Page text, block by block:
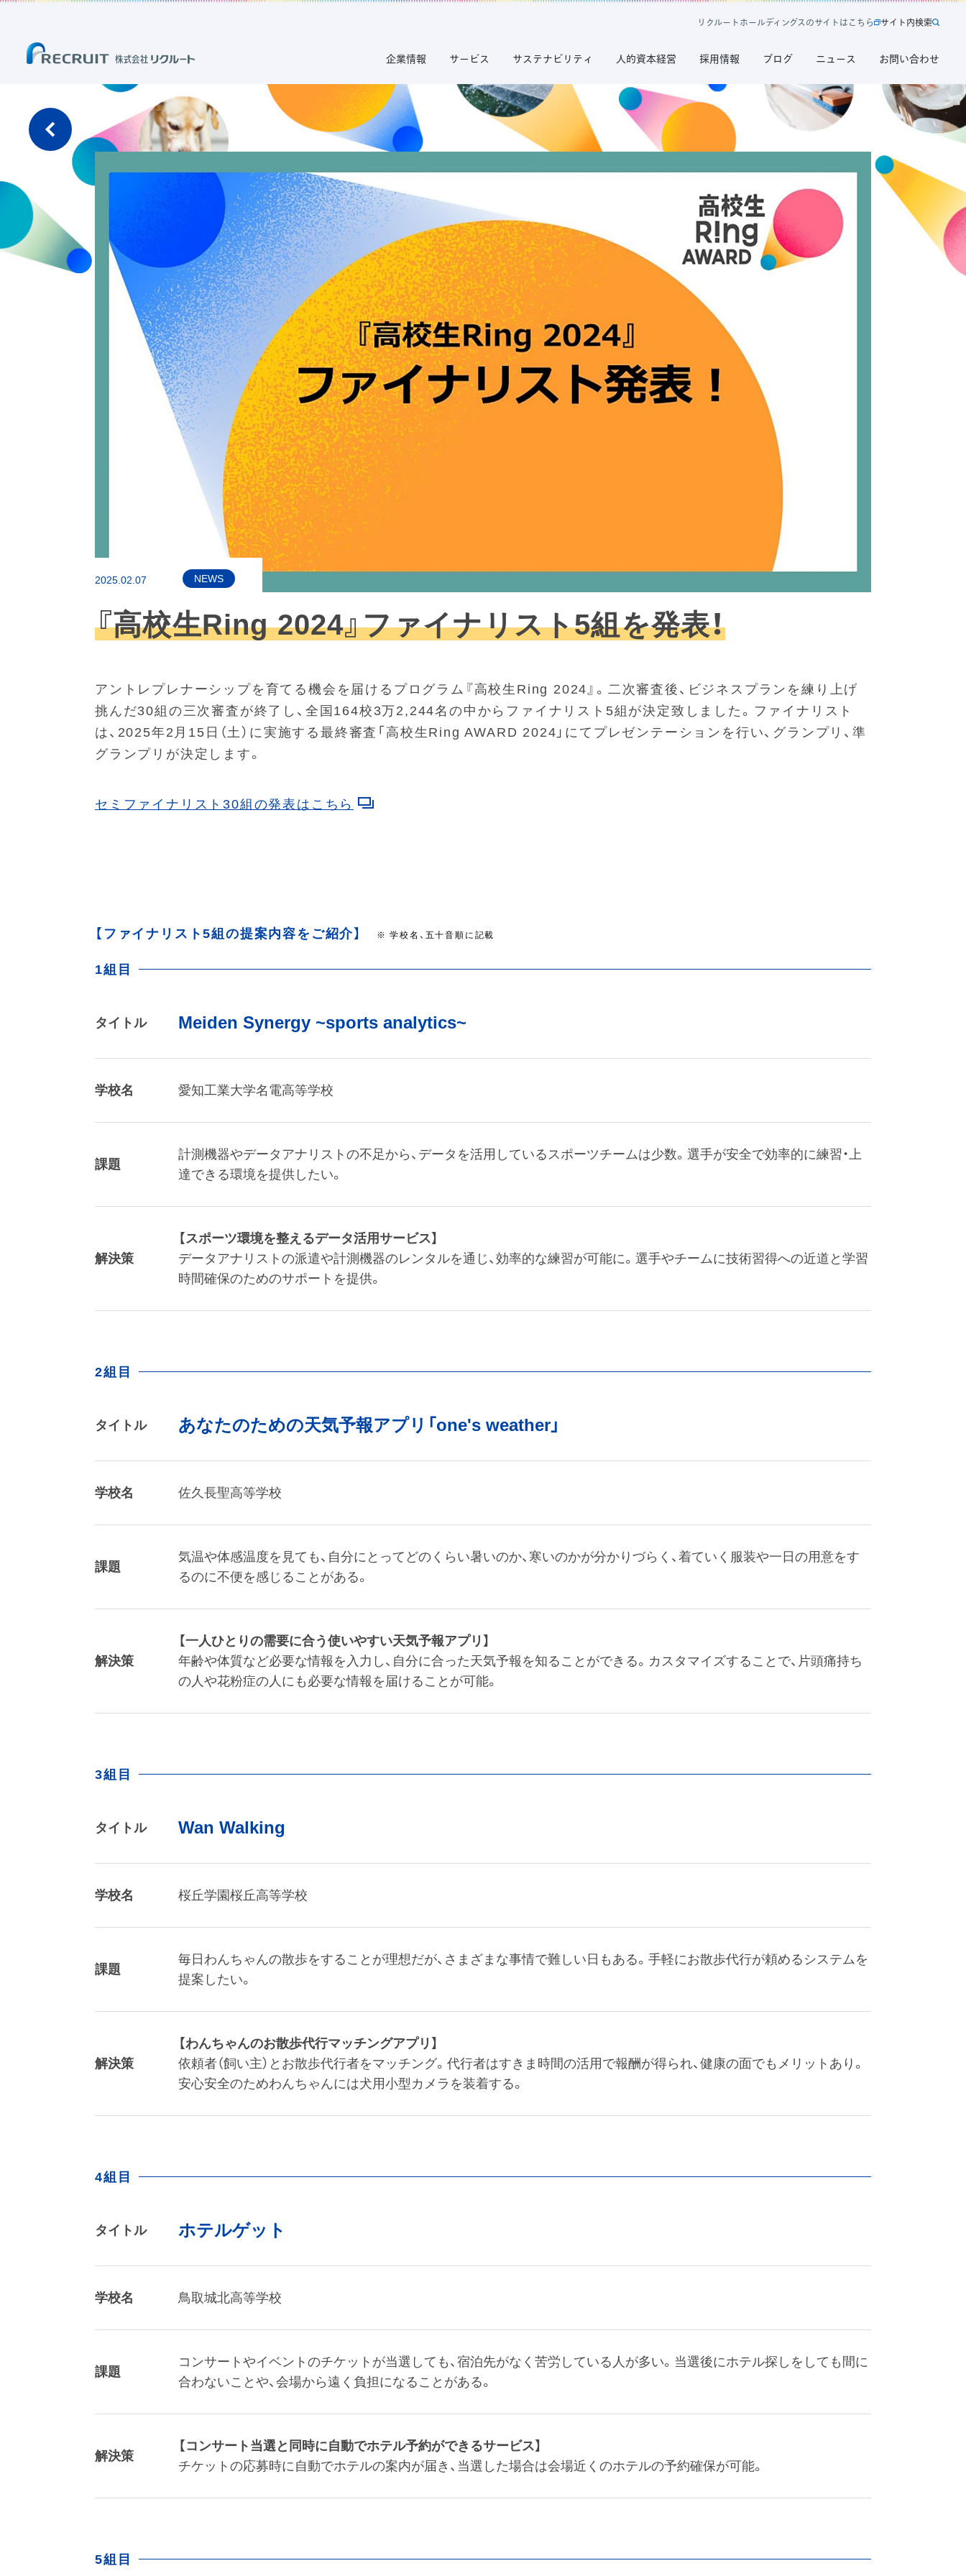
新
規
ブ
く
リ
ク
ル
ー
ト
ー
ル
ら
リ クルー トホールディ ングスのサイ トはこち ら
サ
イ
内
検
サイ ト内検索
企業情報 サービス サステナビリティ 人的資本経営 採用情報 ブログ ニュース お問い合わせ
2025.02.07 NEWS
『高校生Ring 2024』ファイナリスト5組を発表！
アントレプレナーシップを育てる機会を届けるプログラム『高校生Ring 2024』。二次審査後、ビジネスプランを練り上げ
挑んだ30組の三次審査が終了し、全国164校3万2,244名の中からファイナリスト5組が決定致しました。ファイナリスト
は、2025年2月15日（土）に実施する最終審査「高校生Ring AWARD 2024」にてプレゼンテーションを行い、グランプリ、準
グランプリが決定します。
セミファイナリスト30組の発表はこちら
【ファイナリスト5組の提案内容をご紹介】 ※ 学校名、五十音順に記載
1組目
タイトル Meiden Synergy ~sports analytics~
学校名 愛知工業大学名電高等学校
課題
計測機器やデータアナリストの不足から、データを活用しているスポーツチームは少数。選手が安全で効率的に練習・上
達できる環境を提供したい。
解決策
【スポーツ環境を整えるデータ活用サービス】
データアナリストの派遣や計測機器のレンタルを通じ、効率的な練習が可能に。選手やチームに技術習得への近道と学習
時間確保のためのサポートを提供。
2組目
タイトル あなたのための天気予報アプリ「one's weather」
学校名 佐久長聖高等学校
課題
気温や体感温度を見ても、自分にとってどのくらい暑いのか、寒いのかが分かりづらく、着ていく服装や一日の用意をす
るのに不便を感じることがある。
解決策
【一人ひとりの需要に合う使いやすい天気予報アプリ】
年齢や体質など必要な情報を入力し、自分に合った天気予報を知ることができる。カスタマイズすることで、片頭痛持ち
の人や花粉症の人にも必要な情報を届けることが可能。
3組目
タイトル Wan Walking
学校名 桜丘学園桜丘高等学校
課題
毎日わんちゃんの散歩をすることが理想だが、さまざまな事情で難しい日もある。手軽にお散歩代行が頼めるシステムを
提案したい。
解決策
【わんちゃんのお散歩代行マッチングアプリ】
依頼者（飼い主）とお散歩代行者をマッチング。代行者はすきま時間の活用で報酬が得られ、健康の面でもメリットあり。
安心安全のためわんちゃんには犬用小型カメラを装着する。
4組目
タイトル ホテルゲット
学校名 鳥取城北高等学校
課題
コンサートやイベントのチケットが当選しても、宿泊先がなく苦労している人が多い。当選後にホテル探しをしても間に
合わないことや、会場から遠く負担になることがある。
解決策
【コンサート当選と同時に自動でホテル予約ができるサービス】
チケットの応募時に自動でホテルの案内が届き、当選した場合は会場近くのホテルの予約確保が可能。
5組目